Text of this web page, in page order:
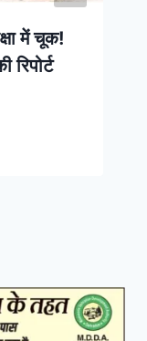
में चूक!
रिपोर्ट